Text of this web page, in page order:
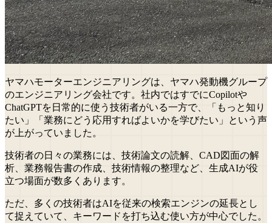
ヤマハモーターエンジニアリングは、ヤマハ発動機グループ
のエンジニアリング会社です。社内ではすでにCopilotや
ChatGPTを日常的に使う技術者がいる一方で、「もっと知り
たい」「業務にどう応用すればよいかを学びたい」という声
が上がっていました。
技術者の日々の業務には、技術論文の読解、CAD図面の解
析、業務報告書の作成、技術情報の整理など、生成AIが役
立つ場面が数多くあります。
ただ、多くの技術者はAIを従来の検索エンジンの延長とし
て捉えていて、キーワードを打ち込む使い方が中心でした。